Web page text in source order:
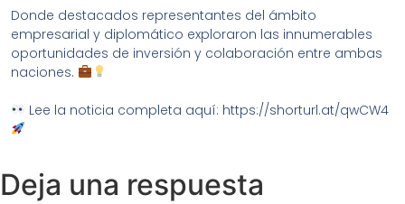
Donde destacados representantes del ámbito
empresarial y diplomático exploraron las innumerables
oportunidades de inversión y colaboración entre ambas
naciones.
Lee la noticia completa aquí: https://shorturl.at/qwCW4
Deja una respuesta